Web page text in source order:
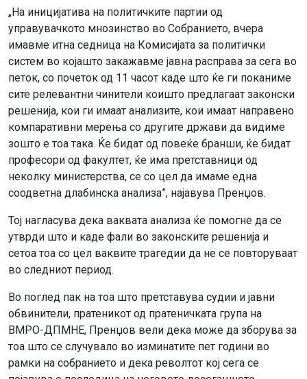
„На иницијатива на политичките партии од
управувачкото мнозинство во Собранието, вчера
имавме итна седница на Комисијата за политички
систем во којашто закажавме јавна расправа за сега во
петок, со почеток од 11 часот каде што ќе ги поканиме
сите релевантни чинители коишто предлагаат законски
решенија, кои ги имаат анализите, кои имаат направено
компаративни мерења со другите држави да видиме
зошто е тоа така. Ќе бидат од повеќе бранши, ќе бидат
професори од факултет, ќе има претставници од
неколку министерства, се со цел да имаме една
соодветна длабинска анализа”, најавува Пренџов.
Тој нагласува дека ваквата анализа ќе помогне да се
утврди што и каде фали во законските решенија и
сетоа тоа со цел ваквите трагедии да не се повторуваат
во следниот период.
Во поглед пак на тоа што претставува судии и јавни
обвинители, пратеникот од пратеничката група на
ВМРО-ДПМНЕ, Пренџов вели дека може да зборува за
тоа што се случувало во изминатите пет години во
рамки на собранието и дека револтот кој сега се